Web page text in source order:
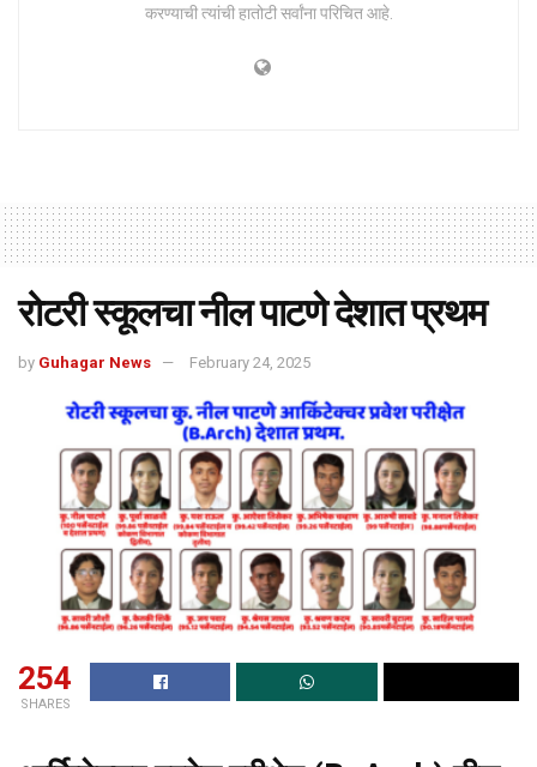
करण्याची त्यांची हातोटी सर्वांना परिचित आहे.
रोटरी स्कूलचा नील पाटणे देशात प्रथम
by Guhagar News February 24, 2025
254
SHARES